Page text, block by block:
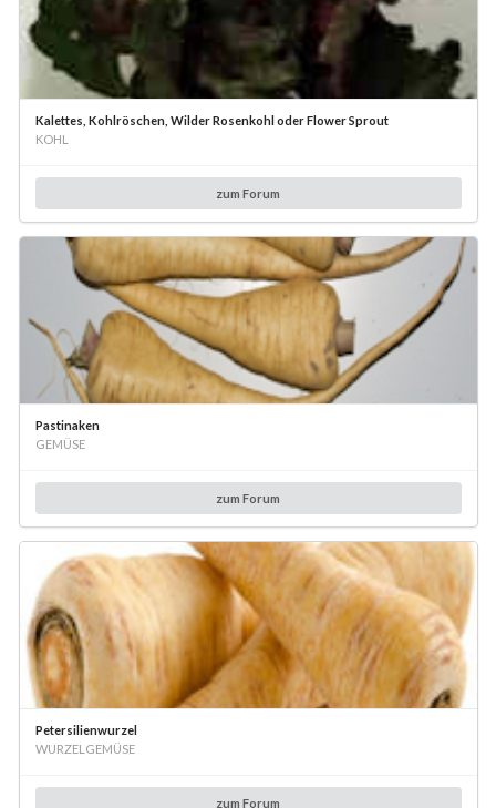
Kalettes, Kohlröschen, Wilder Rosenkohl oder Flower Sprout
KOHL
zum Forum
Pastinaken
GEMÜSE
zum Forum
Petersilienwurzel
WURZELGEMÜSE
zum Forum